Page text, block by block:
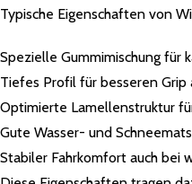
Typische Eigenschaften von
Spezielle Gummimischung für
Tiefes Profil für besseren Grip
Optimierte Lamellenstruktur
Gute Wasser- und
Stabiler Fahrkomfort auch bei